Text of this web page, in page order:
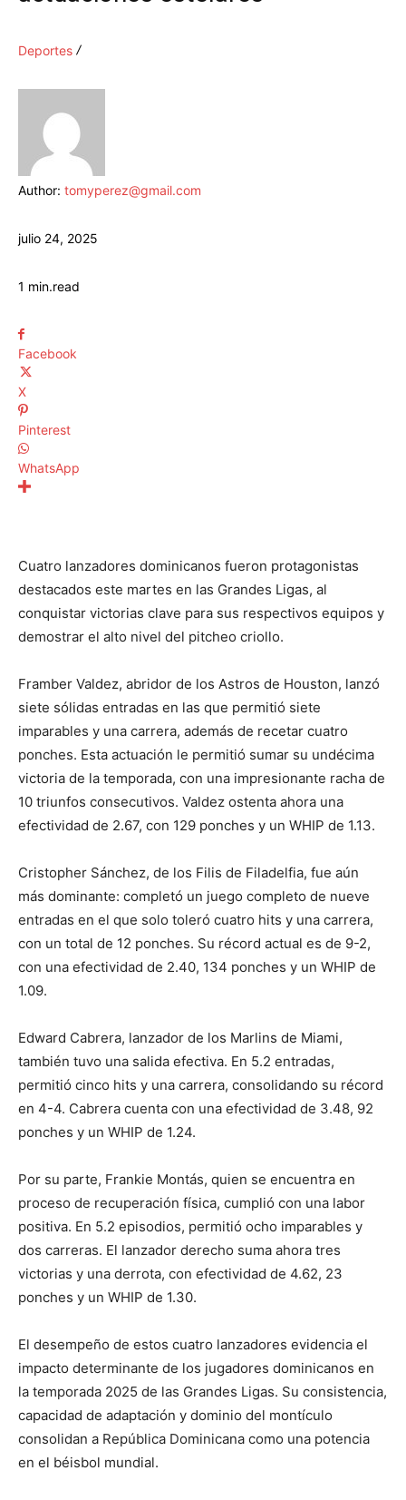
Deportes
Author: tomyperez@gmail.com
julio 24, 2025
1 min.read
Facebook
X
Pinterest
WhatsApp
Cuatro lanzadores dominicanos fueron protagonistas
destacados este martes en las Grandes Ligas, al
conquistar victorias clave para sus respectivos equipos y
demostrar el alto nivel del pitcheo criollo.
Framber Valdez, abridor de los Astros de Houston, lanzó
siete sólidas entradas en las que permitió siete
imparables y una carrera, además de recetar cuatro
ponches. Esta actuación le permitió sumar su undécima
victoria de la temporada, con una impresionante racha de
10 triunfos consecutivos. Valdez ostenta ahora una
efectividad de 2.67, con 129 ponches y un WHIP de 1.13.
Cristopher Sánchez, de los Filis de Filadelfia, fue aún
más dominante: completó un juego completo de nueve
entradas en el que solo toleró cuatro hits y una carrera,
con un total de 12 ponches. Su récord actual es de 9-2,
con una efectividad de 2.40, 134 ponches y un WHIP de
1.09.
Edward Cabrera, lanzador de los Marlins de Miami,
también tuvo una salida efectiva. En 5.2 entradas,
permitió cinco hits y una carrera, consolidando su récord
en 4-4. Cabrera cuenta con una efectividad de 3.48, 92
ponches y un WHIP de 1.24.
Por su parte, Frankie Montás, quien se encuentra en
proceso de recuperación física, cumplió con una labor
positiva. En 5.2 episodios, permitió ocho imparables y
dos carreras. El lanzador derecho suma ahora tres
victorias y una derrota, con efectividad de 4.62, 23
ponches y un WHIP de 1.30.
El desempeño de estos cuatro lanzadores evidencia el
impacto determinante de los jugadores dominicanos en
la temporada 2025 de las Grandes Ligas. Su consistencia,
capacidad de adaptación y dominio del montículo
consolidan a República Dominicana como una potencia
en el béisbol mundial.